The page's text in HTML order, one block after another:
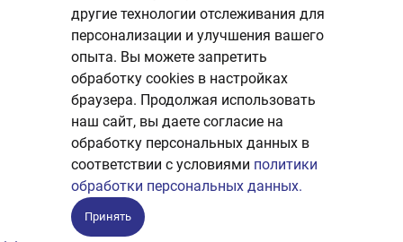
другие технологии отслеживания для
персонализации и улучшения вашего
опыта. Вы можете запретить
обработку сookies в настройках
браузера. Продолжая использовать
наш сайт, вы даете согласие на
обработку персональных данных в
соответствии с условиями политики
обработки персональных данных.
Принять